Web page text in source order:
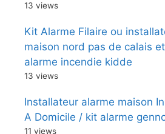
13 views
Kit Alarme Filaire ou
maison nord pas de calais
alarme incendie kidde
13 views
Installateur alarme maison
A Domicile / kit alarme
11 views